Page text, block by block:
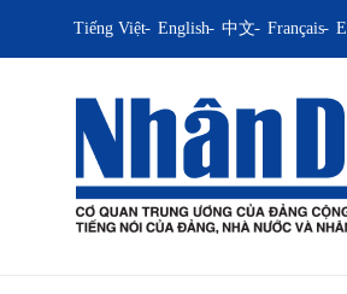
Tiếng Việt English 中文 Français